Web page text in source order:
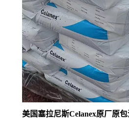
美国塞拉尼斯Celanex原厂原